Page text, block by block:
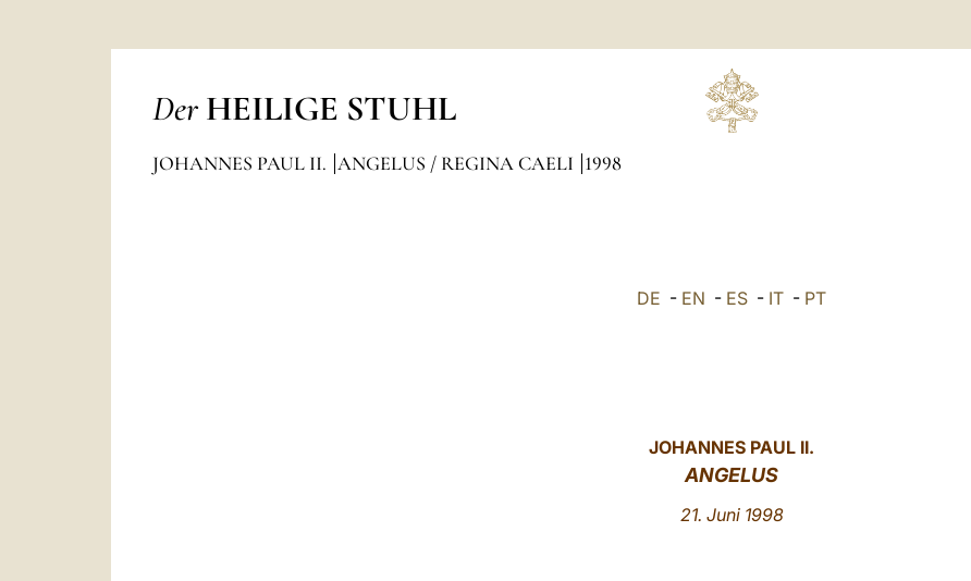
Der HEILIGE STUHL
JOHANNES PAUL II. ANGELUS / REGINA CAELI 1998
DE - EN - ES - IT - PT
JOHANNES PAUL II.
ANGELUS
21. Juni 1998